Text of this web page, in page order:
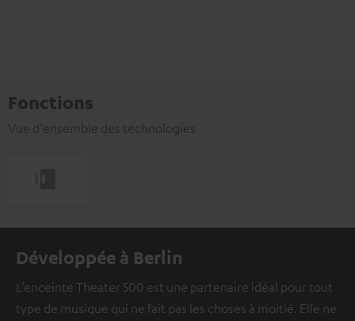
Fonctions
Vue d'ensemble des technologies
Développée à Berlin
L’enceinte Theater 500 est une partenaire idéal pour tout
type de musique qui ne fait pas les choses à moitié. Elle ne